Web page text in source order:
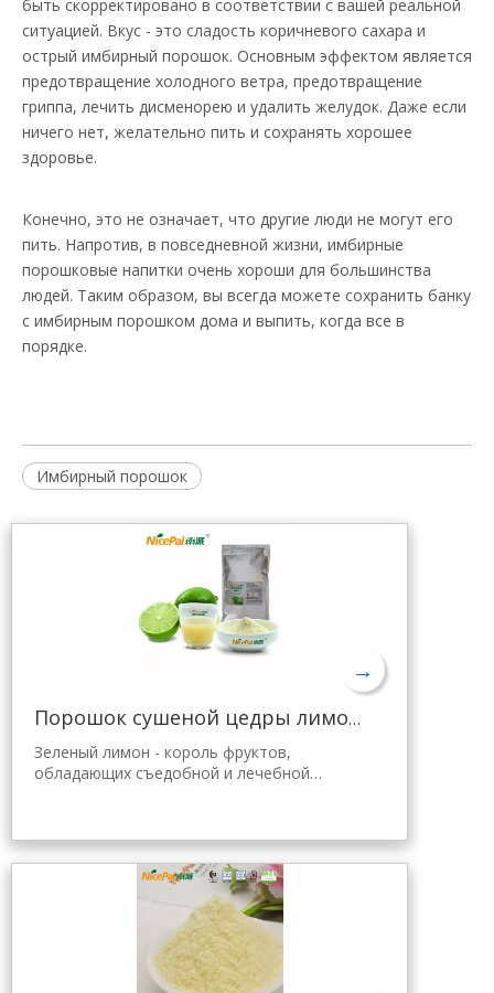
быть скорректировано в соответствии с вашей реальной
ситуацией. Вкус - это сладость коричневого сахара и
острый имбирный порошок. Основным эффектом является
предотвращение холодного ветра, предотвращение
гриппа, лечить дисменорею и удалить желудок. Даже если
ничего нет, желательно пить и сохранять хорошее
здоровье.
Конечно, это не означает, что другие люди не могут его
пить. Напротив, в повседневной жизни, имбирные
порошковые напитки очень хороши для большинства
людей. Таким образом, вы всегда можете сохранить банку
с имбирным порошком дома и выпить, когда все в
порядке.
Имбирный порошок
→
Порошок сушеной цедры лимона оптом
Зеленый лимон - король фруктов,
обладающих съедобной и лечебной
Хайнань, полученного с помощью самой
распылительной сушки и обработки,
которая хорошо сохраняет его
питательные свойства и аромат свежего
лимона. Мгновенно растворяется, удобен